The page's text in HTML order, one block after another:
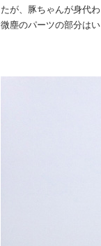
たが、豚ちゃんが身代
微塵のパーツの部分は